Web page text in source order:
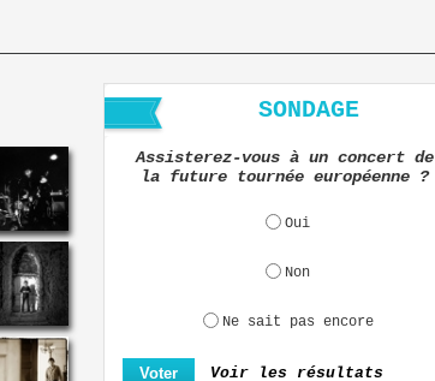
SONDAGE
Assisterez-vous à un concert de
la future tournée européenne ?
Oui
Non
Ne sait pas encore
Voir les résultats